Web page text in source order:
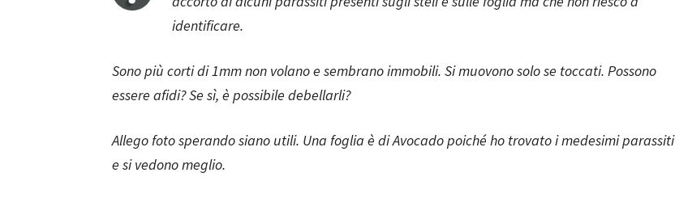
identificare.
Sono più corti di 1mm non volano e sembrano immobili. Si muovono solo se toccati. Possono
essere afidi? Se sì, è possibile debellarli?
Allego foto sperando siano utili. Una foglia è di Avocado poiché ho trovato i medesimi parassiti
e si vedono meglio.